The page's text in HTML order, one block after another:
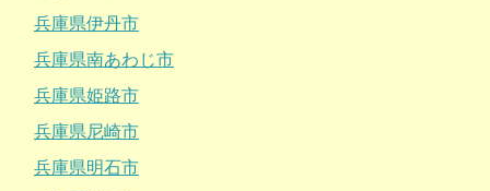
兵庫県伊丹市
兵庫県南あわじ市
兵庫県姫路市
兵庫県尼崎市
兵庫県明石市